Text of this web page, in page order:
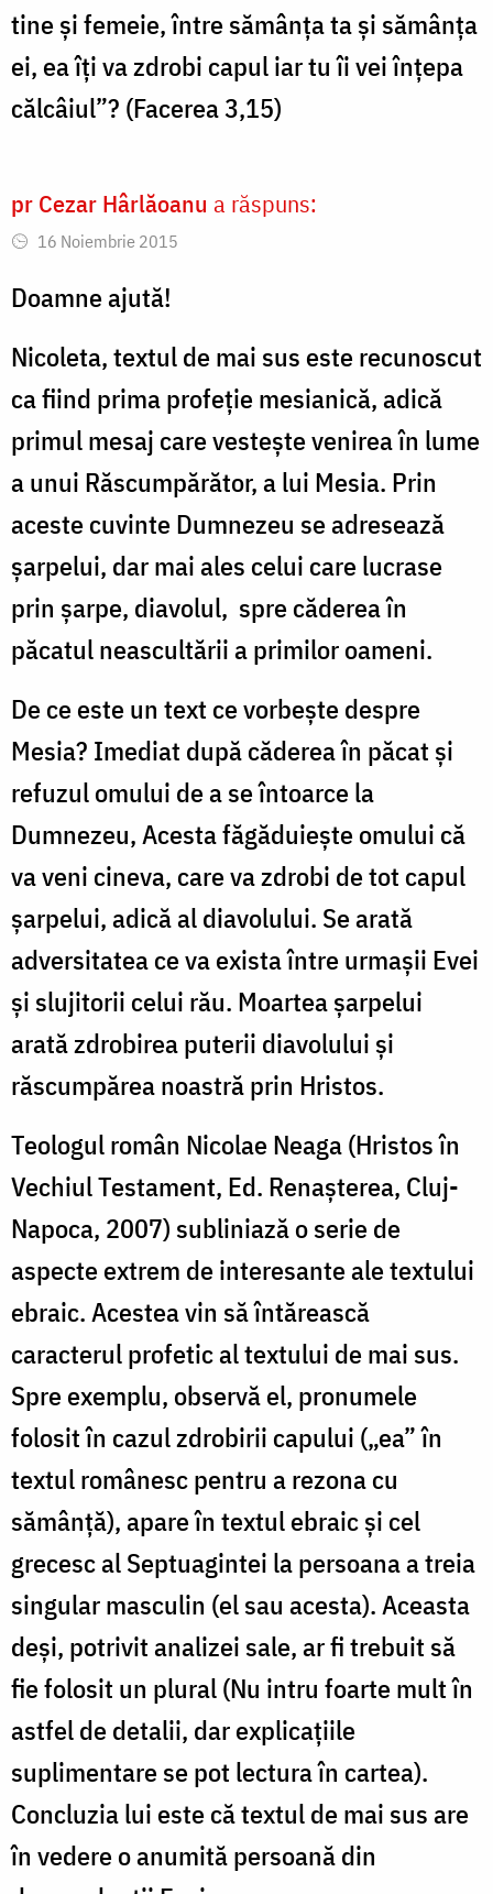
tine și femeie, între sămânța ta și sămânța
ei, ea îți va zdrobi capul iar tu îi vei înțepa
călcâiul”? (Facerea 3,15)
pr Cezar Hârlăoanu a răspuns:
16 Noiembrie 2015
Doamne ajută!
Nicoleta, textul de mai sus este recunoscut
ca fiind prima profeție mesianică, adică
primul mesaj care vestește venirea în lume
a unui Răscumpărător, a lui Mesia. Prin
aceste cuvinte Dumnezeu se adresează
șarpelui, dar mai ales celui care lucrase
prin șarpe, diavolul, spre căderea în
păcatul neascultării a primilor oameni.
De ce este un text ce vorbește despre
Mesia? Imediat după căderea în păcat și
refuzul omului de a se întoarce la
Dumnezeu, Acesta făgăduiește omului că
va veni cineva, care va zdrobi de tot capul
șarpelui, adică al diavolului. Se arată
adversitatea ce va exista între urmașii Evei
și slujitorii celui rău. Moartea șarpelui
arată zdrobirea puterii diavolului și
răscumpărea noastră prin Hristos.
Teologul român Nicolae Neaga (Hristos în
Vechiul Testament, Ed. Renașterea, Cluj-
Napoca, 2007) subliniază o serie de
aspecte extrem de interesante ale textului
ebraic. Acestea vin să întărească
caracterul profetic al textului de mai sus.
Spre exemplu, observă el, pronumele
folosit în cazul zdrobirii capului („ea” în
textul românesc pentru a rezona cu
sămânță), apare în textul ebraic și cel
grecesc al Septuagintei la persoana a treia
singular masculin (el sau acesta). Aceasta
deși, potrivit analizei sale, ar fi trebuit să
fie folosit un plural (Nu intru foarte mult în
astfel de detalii, dar explicațiile
suplimentare se pot lectura în cartea).
Concluzia lui este că textul de mai sus are
în vedere o anumită persoană din